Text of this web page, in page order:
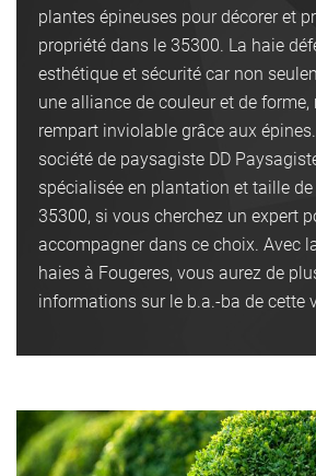
plantes épineuses pour décorer et
propriété dans le 35300. La haie
esthétique et sécurité car non
une alliance de couleur et de
rempart inviolable grâce aux
société de paysagiste DD
spécialisée en plantation et taille
35300, si vous cherchez un expert
accompagner dans ce choix. Avec
haies à Fougeres, vous aurez de
informations sur le b.a.-ba de cette